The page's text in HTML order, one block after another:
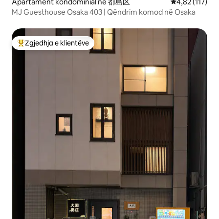
MJ Guesthouse Osaka 403 | Qëndrim komod në Osaka
Më të mirat e zgjedhjeve të klientëve
Zgjedhja e klientëve